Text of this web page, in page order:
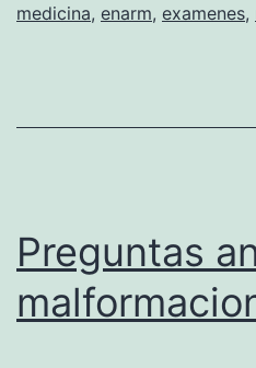
medicina, enarm, examenes,
Preguntas